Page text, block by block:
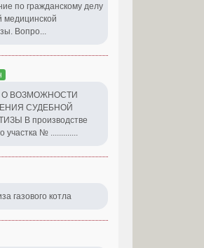
по гражданскому делу
медицинской
Вопро...
О ВОЗМОЖНОСТИ
СУДЕБНОЙ
В производстве
участка № .............
газового котла